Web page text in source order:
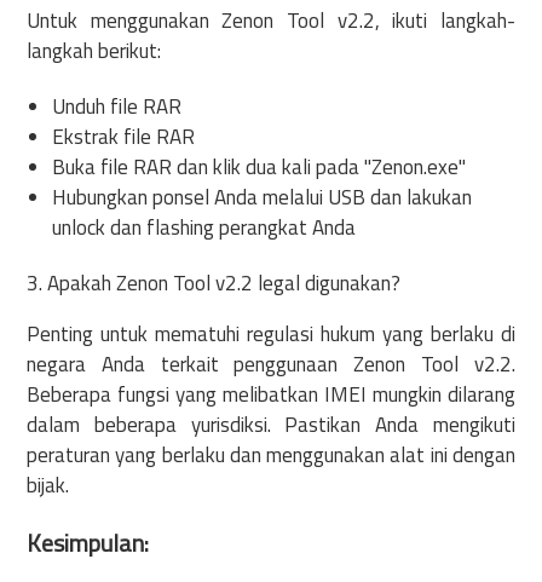
Untuk menggunakan Zenon Tool v2.2, ikuti langkah-
langkah berikut:
Unduh file RAR
Ekstrak file RAR
Buka file RAR dan klik dua kali pada "Zenon.exe"
Hubungkan ponsel Anda melalui USB dan lakukan
unlock dan flashing perangkat Anda
3. Apakah Zenon Tool v2.2 legal digunakan?
Penting untuk mematuhi regulasi hukum yang berlaku di
negara Anda terkait penggunaan Zenon Tool v2.2.
Beberapa fungsi yang melibatkan IMEI mungkin dilarang
dalam beberapa yurisdiksi. Pastikan Anda mengikuti
peraturan yang berlaku dan menggunakan alat ini dengan
bijak.
Kesimpulan: